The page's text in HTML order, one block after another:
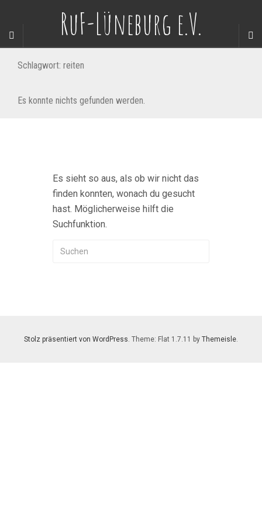
RuF-Lüneburg e.V.
Schlagwort: reiten
Es konnte nichts gefunden werden.
Es sieht so aus, als ob wir nicht das
finden konnten, wonach du gesucht
hast. Möglicherweise hilft die
Suchfunktion.
Stolz präsentiert von WordPress. Theme: Flat 1.7.11 by Themeisle.